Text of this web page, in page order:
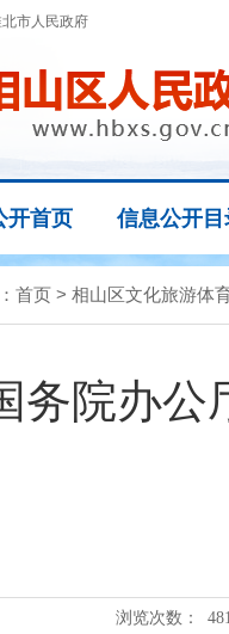
市人民政府
开首页 信息公开目
首页 > 相山区文化旅游体
务院办公
浏览次数：